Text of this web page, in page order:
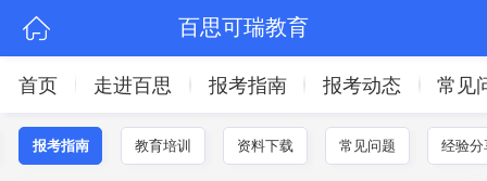
百思可瑞教育
首页 走进百思 报考指南 报考动态 常见
报考指南 教育培训 资料下载 常见问题 经验分